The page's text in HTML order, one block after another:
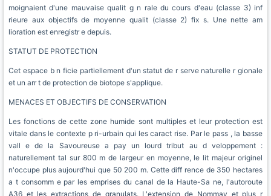
moignaient d'une mauvaise qualit g n rale du cours d'eau (classe 3) inf
rieure aux objectifs de moyenne qualit (classe 2) fix s. Une nette am
lioration est enregistr e depuis.
STATUT DE PROTECTION
Cet espace b n ficie partiellement d'un statut de r serve naturelle r gionale
et un arr t de protection de biotope s'applique.
MENACES ET OBJECTIFS DE CONSERVATION
Les fonctions de cette zone humide sont multiples et leur protection est
vitale dans le contexte p ri-urbain qui les caract rise. Par le pass , la basse
vall e de la Savoureuse a pay un lourd tribut au d veloppement :
naturellement tal sur 800 m de largeur en moyenne, le lit majeur originel
n'occupe plus aujourd'hui que 50 200 m. Cette diff rence de 350 hectares
a t consomm e par les emprises du canal de la Haute-Sa ne, l'autoroute
A36 et les extractions de granulats. L'extension de Nommay et plus r